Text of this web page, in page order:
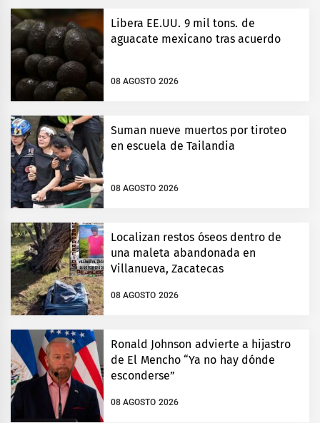
Libera EE.UU. 9 mil tons. de
aguacate mexicano tras acuerdo
08 AGOSTO 2026
Suman nueve muertos por tiroteo
en escuela de Tailandia
08 AGOSTO 2026
Localizan restos óseos dentro de
una maleta abandonada en
Villanueva, Zacatecas
08 AGOSTO 2026
Ronald Johnson advierte a hijastro
de El Mencho “Ya no hay dónde
esconderse”
08 AGOSTO 2026